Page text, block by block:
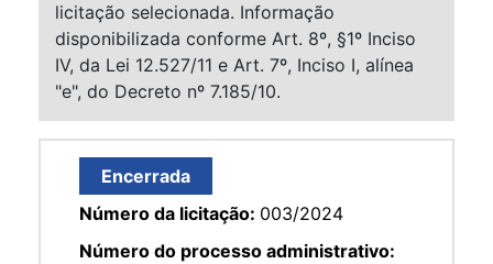
licitação selecionada. Informação
disponibilizada conforme Art. 8º, §1º Inciso
IV, da Lei 12.527/11 e Art. 7º, Inciso I, alínea
"e", do Decreto nº 7.185/10.
Encerrada
Número da licitação: 003/2024
Número do processo administrativo: